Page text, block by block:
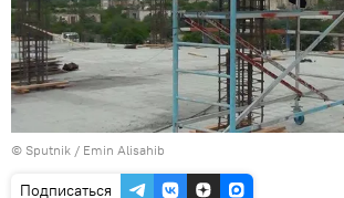
© Sputnik / Emin Alisahib
Подписаться